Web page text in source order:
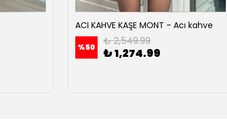
ACI KAHVE KAŞE MONT - Acı kahve
%50 ₺ 2,549.99
₺ 1,274.99